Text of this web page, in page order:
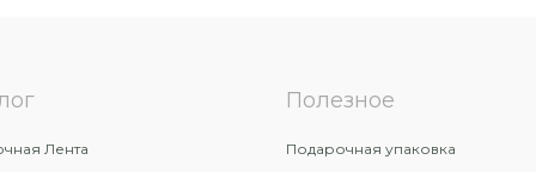
Лента
Полезное
Подарочная упаковка